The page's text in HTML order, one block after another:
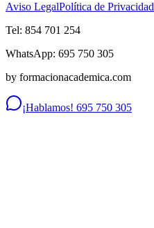
Aviso LegalPolítica de Privacidad
Tel: 854 701 254
WhatsApp: 695 750 305
by formacionacademica.com
¡Hablamos! 695 750 305